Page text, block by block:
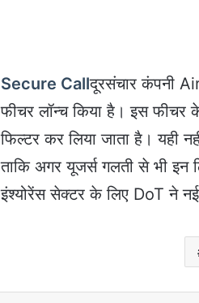
Secure Callदूरसंचार कंपनी
फीचर लॉन्च किया है। इस
फिल्टर कर लिया जाता है। यही
ताकि अगर यूजर्स गलती से भी
इंश्योरेंस सेक्टर के लिए DoT ने